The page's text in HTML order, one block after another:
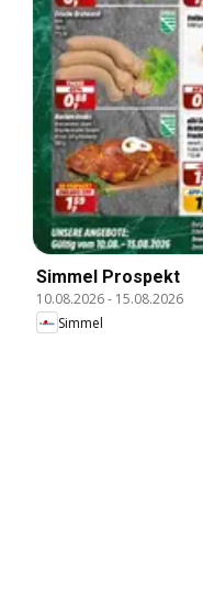
Simmel Prospekt
10.08.2026- 15.08.2026
Simmel